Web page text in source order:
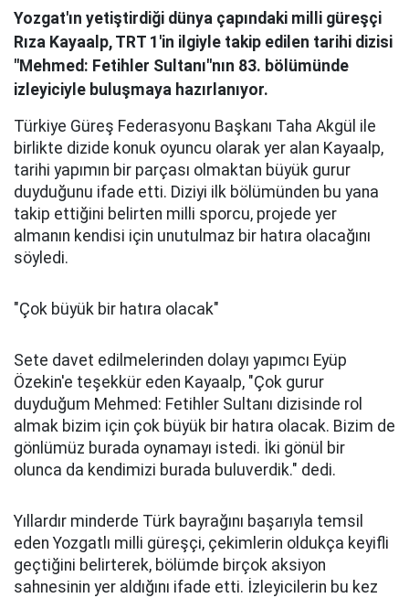
Yozgat'ın yetiştirdiği dünya çapındaki milli güreşçi
Rıza Kayaalp, TRT 1'in ilgiyle takip edilen tarihi dizisi
"Mehmed: Fetihler Sultanı"nın 83. bölümünde
izleyiciyle buluşmaya hazırlanıyor.
Türkiye Güreş Federasyonu Başkanı Taha Akgül ile
birlikte dizide konuk oyuncu olarak yer alan Kayaalp,
tarihi yapımın bir parçası olmaktan büyük gurur
duyduğunu ifade etti. Diziyi ilk bölümünden bu yana
takip ettiğini belirten milli sporcu, projede yer
almanın kendisi için unutulmaz bir hatıra olacağını
söyledi.
"Çok büyük bir hatıra olacak"
Sete davet edilmelerinden dolayı yapımcı Eyüp
Özekin'e teşekkür eden Kayaalp, "Çok gurur
duyduğum Mehmed: Fetihler Sultanı dizisinde rol
almak bizim için çok büyük bir hatıra olacak. Bizim de
gönlümüz burada oynamayı istedi. İki gönül bir
olunca da kendimizi burada buluverdik." dedi.
Yıllardır minderde Türk bayrağını başarıyla temsil
eden Yozgatlı milli güreşçi, çekimlerin oldukça keyifli
geçtiğini belirterek, bölümde birçok aksiyon
sahnesinin yer aldığını ifade etti. İzleyicilerin bu kez